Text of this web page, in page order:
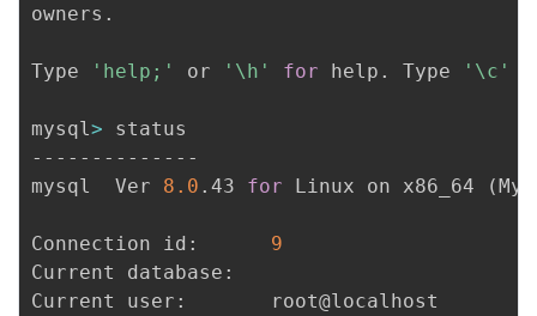
owners.
Type 'help;' or '\h' for help. Type '\c'
mysql> status
--------------
mysql  Ver 8.0 .43 for Linux on x86_64 (
9
Current database:
Current user:		root@localhost